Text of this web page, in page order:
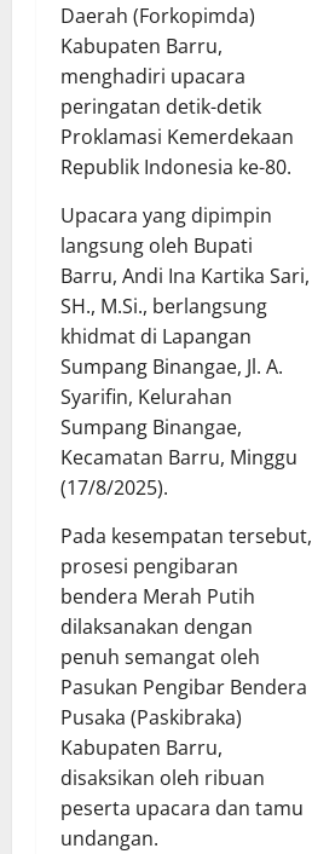
Daerah (Forkopimda)
Kabupaten Barru,
menghadiri upacara
peringatan detik-detik
Proklamasi Kemerdekaan
Republik Indonesia ke-80.
Upacara yang dipimpin
langsung oleh Bupati
Barru, Andi Ina Kartika Sari,
SH., M.Si., berlangsung
khidmat di Lapangan
Sumpang Binangae, Jl. A.
Syarifin, Kelurahan
Sumpang Binangae,
Kecamatan Barru, Minggu
(17/8/2025).
Pada kesempatan tersebut,
prosesi pengibaran
bendera Merah Putih
dilaksanakan dengan
penuh semangat oleh
Pasukan Pengibar Bendera
Pusaka (Paskibraka)
Kabupaten Barru,
disaksikan oleh ribuan
peserta upacara dan tamu
undangan.